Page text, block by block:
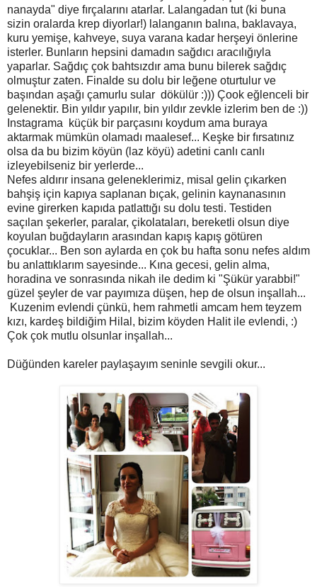
nanayda" diye fırçalarını atarlar. Lalangadan tut (ki buna
sizin oralarda krep diyorlar!) lalanganın balına, baklavaya,
kuru yemişe, kahveye, suya varana kadar herşeyi önlerine
isterler. Bunların hepsini damadın sağdıcı aracılığıyla
yaparlar. Sağdıç çok bahtsızdır ama bunu bilerek sağdıç
olmuştur zaten. Finalde su dolu bir leğene oturtulur ve
başından aşağı çamurlu sular dökülür :))) Çook eğlenceli bir
gelenektir. Bin yıldır yapılır, bin yıldır zevkle izlerim ben de :))
Instagrama küçük bir parçasını koydum ama buraya
aktarmak mümkün olamadı maalesef... Keşke bir fırsatınız
olsa da bu bizim köyün (laz köyü) adetini canlı canlı
izleyebilseniz bir yerlerde...
Nefes aldırır insana geleneklerimiz, misal gelin çıkarken
bahşiş için kapıya saplanan bıçak, gelinin kaynanasının
evine girerken kapıda patlattığı su dolu testi. Testiden
saçılan şekerler, paralar, çikolataları, bereketli olsun diye
koyulan buğdayların arasından kapış kapış götüren
çocuklar... Ben son aylarda en çok bu hafta sonu nefes aldım
bu anlattıklarım sayesinde... Kına gecesi, gelin alma,
horadina ve sonrasında nikah ile dedim ki "Şükür yarabbi!"
güzel şeyler de var payımıza düşen, hep de olsun inşallah...
Kuzenim evlendi çünkü, hem rahmetli amcam hem teyzem
kızı, kardeş bildiğim Hilal, bizim köyden Halit ile evlendi, :)
Çok çok mutlu olsunlar inşallah...
Düğünden kareler paylaşayım seninle sevgili okur...